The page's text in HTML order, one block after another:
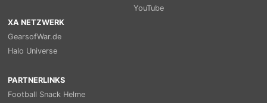
YouTube
XA NETZWERK
GearsofWar.de
Halo Universe
PARTNERLINKS
Football Snack Helme